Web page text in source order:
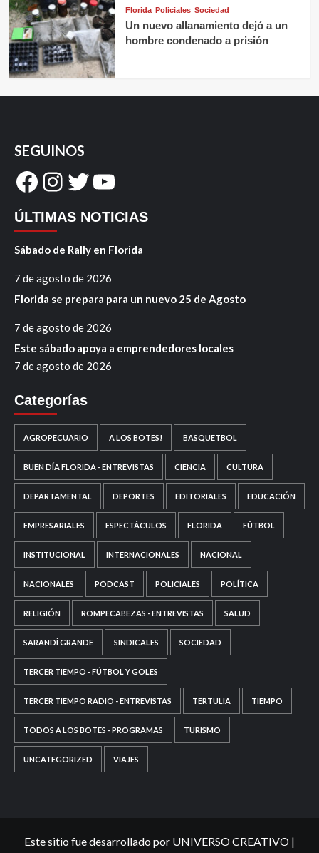
Florida Policiales Sociedad
Un nuevo allanamiento dejó a un
hombre condenado a prisión
SEGUINOS
Facebook
Instagram
Twitter
YouTube
ÚLTIMAS NOTICIAS
Sábado de Rally en Florida
7 de agosto de 2026
Florida se prepara para un nuevo 25 de Agosto
7 de agosto de 2026
Este sábado apoya a emprendedores locales
7 de agosto de 2026
Categorías
AGROPECUARIO A LOS BOTES! BASQUETBOL
BUEN DÍA FLORIDA - ENTREVISTAS CIENCIA CULTURA
DEPARTAMENTAL DEPORTES EDITORIALES EDUCACIÓN
EMPRESARIALES ESPECTÁCULOS FLORIDA FÚTBOL
INSTITUCIONAL INTERNACIONALES NACIONAL
NACIONALES PODCAST POLICIALES POLÍTICA
RELIGIÓN ROMPECABEZAS - ENTREVISTAS SALUD
SARANDÍ GRANDE SINDICALES SOCIEDAD
TERCER TIEMPO - FÚTBOL Y GOLES
TERCER TIEMPO RADIO - ENTREVISTAS TERTULIA TIEMPO
TODOS A LOS BOTES - PROGRAMAS TURISMO
UNCATEGORIZED VIAJES
Este sitio fue desarrollado por UNIVERSO CREATIVO |